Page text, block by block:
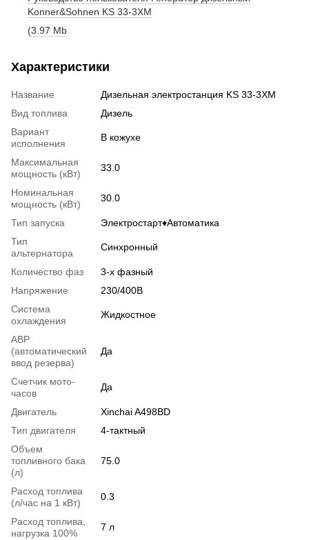
Konner&Sohnen KS 33-3XM
(3.97 Mb
Характеристики
Название
Дизельная электростанция KS 33-3XM
Вид топлива
Дизель
Вариант
исполнения
В кожухе
Максимальная
мощность (кВт)
33.0
Номинальная
мощность (кВт)
30.0
Тип запуска
Электростарт♦Автоматика
Тип
альтернатора
Синхронный
Количество фаз
3-х фазный
Напряжение
230/400В
Система
охлаждения
Жидкостное
АВР
(автоматический
ввод резерва)
Да
Счетчик мото-
часов
Да
Двигатель
Xinchai A498BD
Тип двигателя
4-тактный
Объем
топливного бака
(л)
75.0
Расход топлива
(л/час на 1 кВт)
0.3
Расход топлива,
нагрузка 100%
7 л